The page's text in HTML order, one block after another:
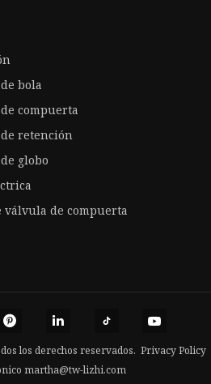
bola
compuerta
retención
globo
de compuerta
los derechos reservados. Privacy Policy
martha@tw-lizhi.com